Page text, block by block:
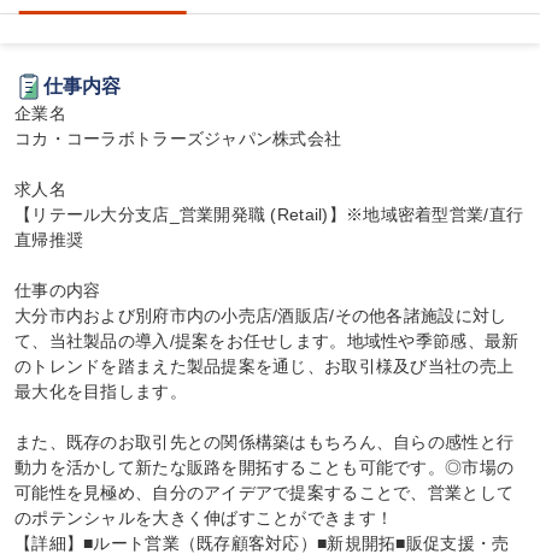
仕事内容
企業名
コカ・コーラボトラーズジャパン株式会社
求人名
【リテール大分支店_営業開発職 (Retail)】※地域密着型営業/直行
直帰推奨
仕事の内容
大分市内および別府市内の小売店/酒販店/その他各諸施設に対し
て、当社製品の導入/提案をお任せします。地域性や季節感、最新
のトレンドを踏まえた製品提案を通じ、お取引様及び当社の売上
最大化を目指します。
また、既存のお取引先との関係構築はもちろん、自らの感性と行
動力を活かして新たな販路を開拓することも可能です。◎市場の
可能性を見極め、自分のアイデアで提案することで、営業として
のポテンシャルを大きく伸ばすことができます！
【詳細】■ルート営業（既存顧客対応）■新規開拓■販促支援・売